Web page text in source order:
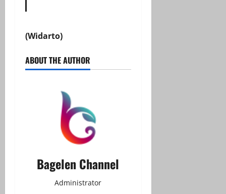
(Widarto)
ABOUT THE AUTHOR
Bagelen Channel
Administrator